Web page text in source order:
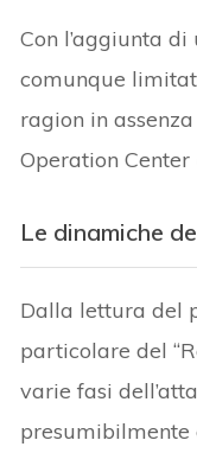
Con l’aggiunta
comunque
ragion in
Operation Center
Le dinamiche
Dalla lettura del
particolare del
varie fasi
presumibilmente